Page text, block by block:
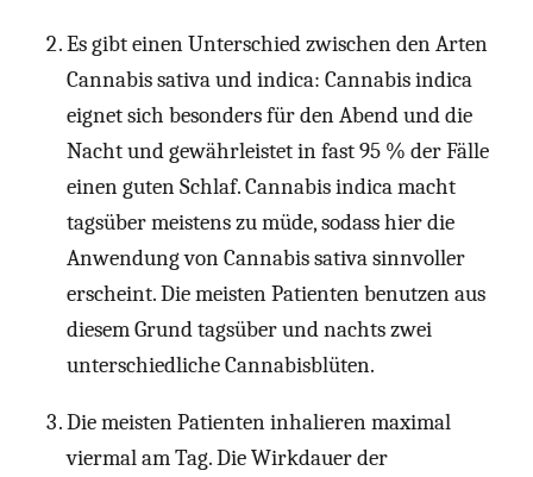
Es gibt einen Unterschied zwischen den Arten
Cannabis sativa und indica: Cannabis indica
eignet sich besonders für den Abend und die
Nacht und gewährleistet in fast 95 % der Fälle
einen guten Schlaf. Cannabis indica macht
tagsüber meistens zu müde, sodass hier die
Anwendung von Cannabis sativa sinnvoller
erscheint. Die meisten Patienten benutzen aus
diesem Grund tagsüber und nachts zwei
unterschiedliche Cannabisblüten.
Die meisten Patienten inhalieren maximal
viermal am Tag. Die Wirkdauer der